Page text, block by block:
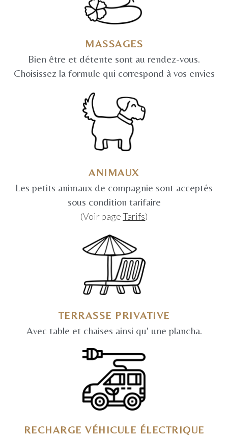
MASSAGES
Bien être et détente sont au rendez-vous.
Choisissez la formule qui correspond à vos envies
ANIMAUX
Les petits animaux de compagnie sont acceptés
sous condition tarifaire
(Voir pageTarifs)
TERRASSE PRIVATIVE
Avec table et chaises ainsi qu' une plancha.
RECHARGE VÉHICULE ÉLECTRIQUE